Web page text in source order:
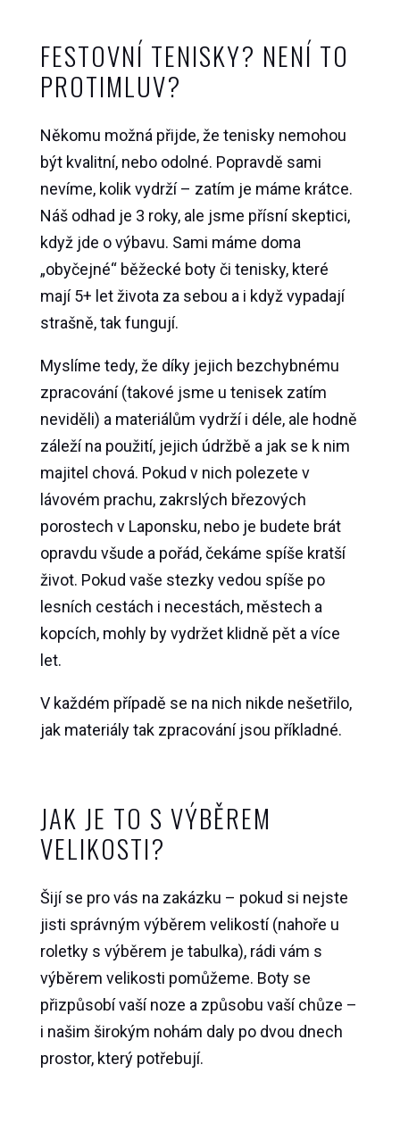
FESTOVNÍ TENISKY? NENÍ TO
PROTIMLUV?
Někomu možná přijde, že tenisky nemohou
být kvalitní, nebo odolné. Popravdě sami
nevíme, kolik vydrží – zatím je máme krátce.
Náš odhad je 3 roky, ale jsme přísní skeptici,
když jde o výbavu. Sami máme doma
„obyčejné“ běžecké boty či tenisky, které
mají 5+ let života za sebou a i když vypadají
strašně, tak fungují.
Myslíme tedy, že díky jejich bezchybnému
zpracování (takové jsme u tenisek zatím
neviděli) a materiálům vydrží i déle, ale hodně
záleží na použití, jejich údržbě a jak se k nim
majitel chová. Pokud v nich polezete v
lávovém prachu, zakrslých březových
porostech v Laponsku, nebo je budete brát
opravdu všude a pořád, čekáme spíše kratší
život. Pokud vaše stezky vedou spíše po
lesních cestách i necestách, městech a
kopcích, mohly by vydržet klidně pět a více
let.
V každém případě se na nich nikde nešetřilo,
jak materiály tak zpracování jsou příkladné.
JAK JE TO S VÝBĚREM
VELIKOSTI?
Šijí se pro vás na zakázku – pokud si nejste
jisti správným výběrem velikostí (nahoře u
roletky s výběrem je tabulka), rádi vám s
výběrem velikosti pomůžeme. Boty se
přizpůsobí vaší noze a způsobu vaší chůze –
i našim širokým nohám daly po dvou dnech
prostor, který potřebují.